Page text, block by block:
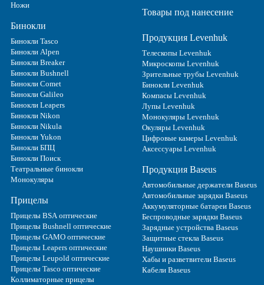
Ножи
Бинокли
Бинокли Tasco
Бинокли Alpen
Бинокли Breaker
Бинокли Bushnell
Бинокли Comet
Бинокли Galileo
Бинокли Leapers
Бинокли Nikon
Бинокли Nikula
Бинокли Yukon
Бинокли БПЦ
Бинокли Поиск
Театральные бинокли
Монокуляры
Прицелы
Прицелы BSA оптические
Прицелы Bushnell оптические
Прицелы GAMO оптические
Прицелы Leapers оптические
Прицелы Leupold оптические
Прицелы Tasco оптические
Коллиматорные прицелы
Товары под нанесение
Продукция Levenhuk
Телескопы Levenhuk
Микроскопы Levenhuk
Зрительные трубы Levenhuk
Бинокли Levenhuk
Компасы Levenhuk
Лупы Levenhuk
Монокуляры Levenhuk
Окуляры Levenhuk
Цифровые камеры Levenhuk
Аксессуары Levenhuk
Продукция Baseus
Автомобильные держатели Baseus
Автомобильные зарядки Baseus
Аккумуляторные батареи Baseus
Беспроводные зарядки Baseus
Зарядные устройства Baseus
Защитные стекла Baseus
Наушники Baseus
Хабы и разветвители Baseus
Кабели Baseus